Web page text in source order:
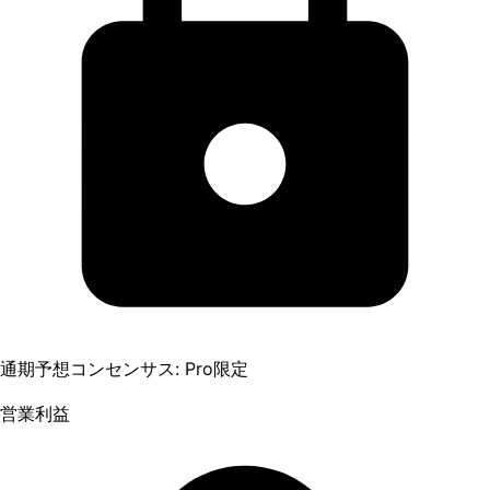
通期予想コンセンサス: Pro限定
営業利益